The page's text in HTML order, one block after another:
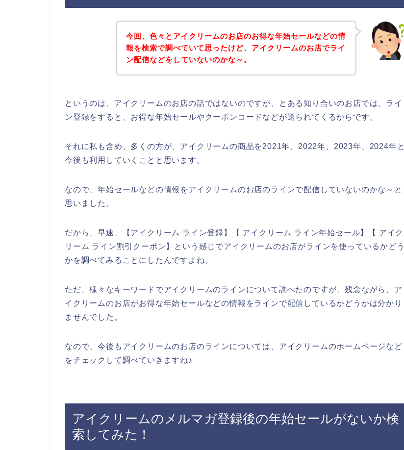
今回、色々とアイクリームのお店のお得な年始セールなどの情
報を検索で調べていて思ったけど、アイクリームのお店でライ
ン配信などをしていないのかな～。
というのは、アイクリームのお店の話ではないのですが、とある知り合いのお店では、ライ
ン登録をすると、お得な年始セールやクーポンコードなどが送られてくるからです。
それに私も含め、多くの方が、アイクリームの商品を2021年、2022年、2023年、2024年と
今後も利用していくことと思います。
なので、年始セールなどの情報をアイクリームのお店のラインで配信していないのかな～と
思いました。
だから、早速、【アイクリーム ライン登録】【 アイクリーム ライン年始セール】【 アイク
リーム ライン割引クーポン】という感じでアイクリームのお店がラインを使っているかどう
かを調べてみることにしたんですよね。
ただ、様々なキーワードでアイクリームのラインについて調べたのですが、残念ながら、ア
イクリームのお店がお得な年始セールなどの情報をラインで配信しているかどうかは分かり
ませんでした。
なので、今後もアイクリームのお店のラインについては、アイクリームのホームページなど
をチェックして調べていきますね♪
アイクリームのメルマガ登録後の年始セールがないか検
索してみた！